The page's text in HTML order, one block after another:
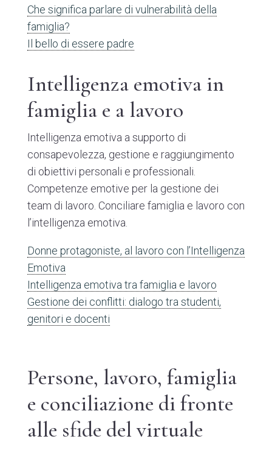
Che significa parlare di vulnerabilità della
famiglia?
Il bello di essere padre
Intelligenza emotiva in
famiglia e a lavoro
Intelligenza emotiva a supporto di
consapevolezza, gestione e raggiungimento
di obiettivi personali e professionali.
Competenze emotive per la gestione dei
team di lavoro. Conciliare famiglia e lavoro con
l’intelligenza emotiva.
Donne protagoniste, al lavoro con l’Intelligenza
Emotiva
Intelligenza emotiva tra famiglia e lavoro
Gestione dei conflitti: dialogo tra studenti,
genitori e docenti
Persone, lavoro, famiglia
e conciliazione di fronte
alle sfide del virtuale